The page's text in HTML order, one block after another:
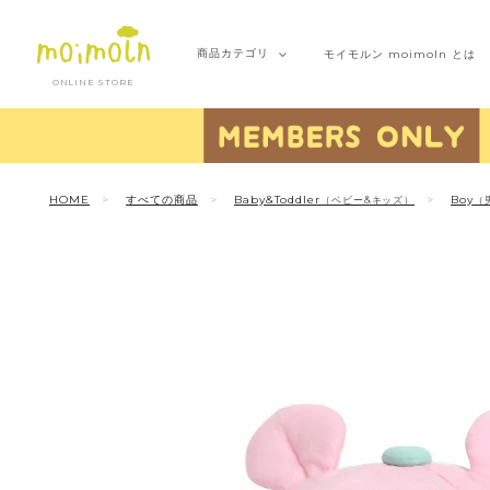
ONLINE STORE
商品カテゴリ モイモルン moimoln とは
HOME すべての商品 Baby&Toddler （ベビー&キッズ） Boy